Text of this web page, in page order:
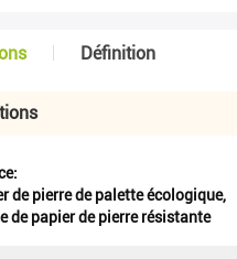
Définition
de pierre de palette écologique,
de papier de pierre résistante